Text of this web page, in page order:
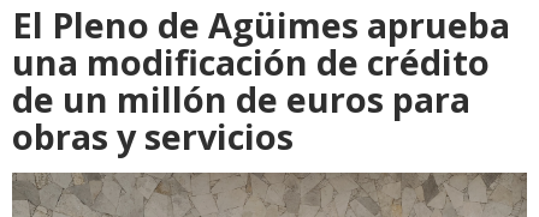
El Pleno de Agüimes aprueba
una modificación de crédito
de un millón de euros para
obras y servicios